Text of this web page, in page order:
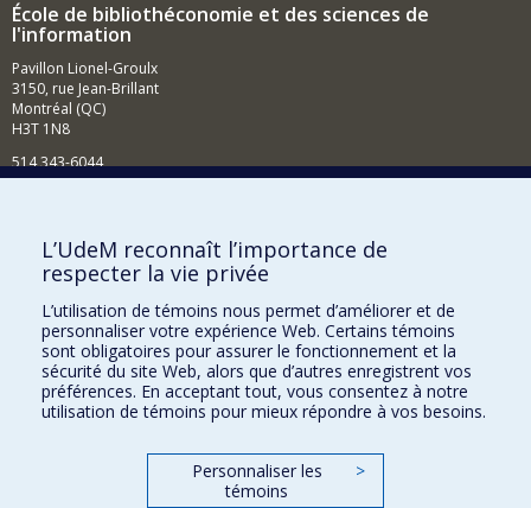
École de bibliothéconomie et des sciences de
l'information
Pavillon Lionel-Groulx
3150, rue Jean-Brillant
Montréal (QC)
H3T 1N8
514 343-6044
Comment soutenir l'École?
BESOIN D'AIDE?
Plan du site
Signaler une erreur
Accessibilité
FACULTÉ DES ARTS ET DES SCIENCES
Nos départements et écoles
L’UdeM reconnaît l’importance de
respecter la vie privée
L’utilisation de témoins nous permet d’améliorer et de
personnaliser votre expérience Web. Certains témoins
sont obligatoires pour assurer le fonctionnement et la
sécurité du site Web, alors que d’autres enregistrent vos
préférences. En acceptant tout, vous consentez à notre
utilisation de témoins pour mieux répondre à vos besoins.
Personnaliser les
témoins
>